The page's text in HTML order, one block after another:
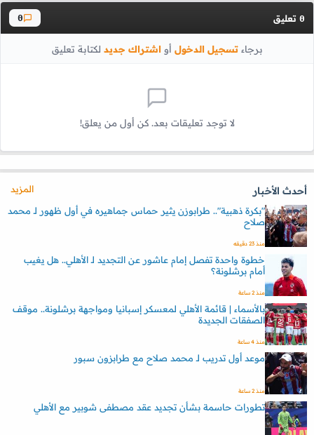
0 تعليق 0
برجاءتسجيل الدخول أواشتراك جديد لكتابة تعليق
لا توجد تعليقات بعد. كن أول من يعلق!
أحدث الأخبار
المزيد
"بكرة ذهبية".. طرابوزن يثير حماس جماهيره في أول ظهور لـ محمد
صلاح
منذ 23 دقيقه
خطوة واحدة تفصل إمام عاشور عن التجديد لـ الأهلي.. هل يغيب
أمام برشلونة؟
منذ 2 ساعة
بالأسماء | قائمة الأهلي لمعسكر إسبانيا ومواجهة برشلونة.. موقف
الصفقات الجديدة
منذ 4 ساعة
موعد أول تدريب لـ محمد صلاح مع طرابزون سبور
منذ 2 ساعة
تطورات حاسمة بشأن تجديد عقد مصطفى شوبير مع الأهلي